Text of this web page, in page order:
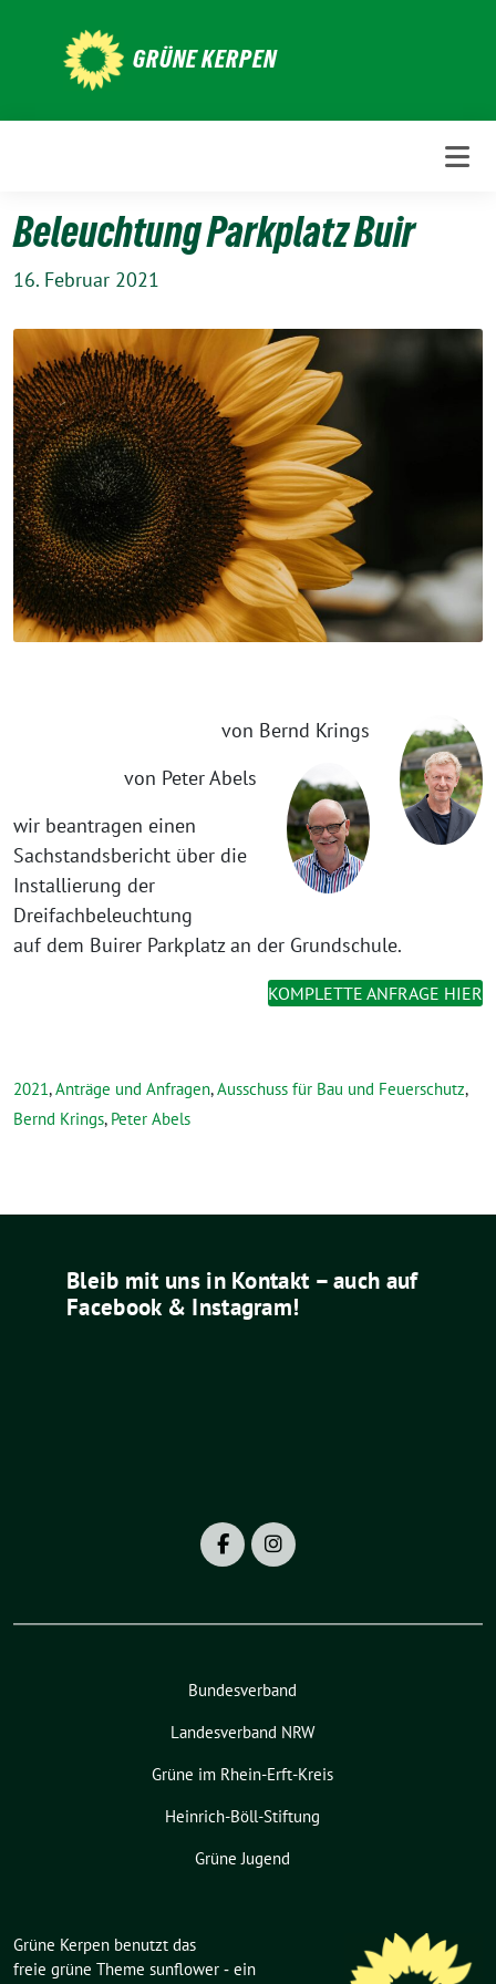
GRÜNE KERPEN
Beleuchtung Parkplatz Buir
16. Februar 2021
von Bernd Krings
von Peter Abels
wir beantragen einen
Sachstandsbericht über die
Installierung der
Dreifachbeleuchtung
auf dem Buirer Parkplatz an der Grundschule.
KOMPLETTE ANFRAGE HIER
2021,Anträge und Anfragen,Ausschuss für Bau und Feuerschutz,
Bernd Krings, Peter Abels
Bleib mit uns in Kontakt – auch auf
Facebook & Instagram!
Bundesverband
Landesverband NRW
Grüne im Rhein-Erft-Kreis
Heinrich-Böll-Stiftung
Grüne Jugend
Grüne Kerpen benutzt das
freie grüne Theme sunflower ‐ ein